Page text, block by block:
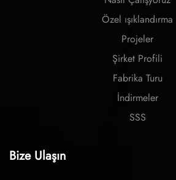
Özel ışıklandırma
Projeler
Şirket Profili
Fabrika Turu
İndirmeler
SSS
Bize Ulaşın